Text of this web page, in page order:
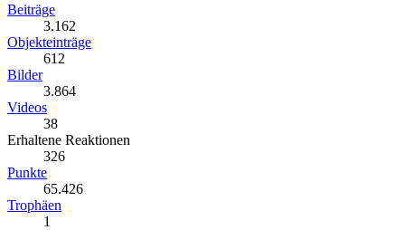
Beiträge
3.162
Objekteinträge
612
Bilder
3.864
Videos
38
Erhaltene Reaktionen
326
Punkte
65.426
Trophäen
1